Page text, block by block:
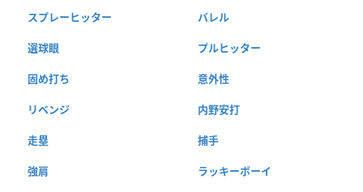
スプレーヒッター バレル
選球眼 プルヒッター
固め打ち 意外性
リベンジ 内野安打
走塁 捕手
強肩 ラッキーボーイ